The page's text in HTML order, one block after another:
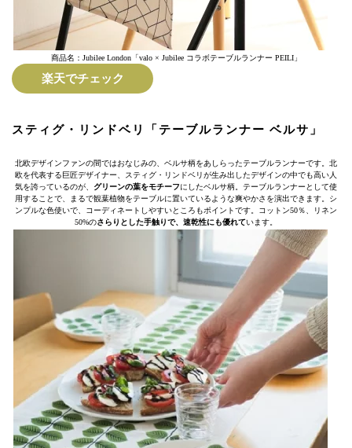
商品名：Jubilee London「valo × Jubilee コラボテーブルランナー PEILI」
楽天でチェック
スティグ・リンドベリ「テーブルランナー ベルサ」
北欧デザインファンの間ではおなじみの、ベルサ柄をあしらったテーブルランナーです。北
欧を代表する巨匠デザイナー、スティグ・リンドベリが生み出したデザインの中でも高い人
気を誇っているのが、 グリーンの葉をモチーフにしたベルサ柄。テーブルランナーとして使
用することで、まるで観葉植物をテーブルに置いているような爽やかさを演出できます。シ
ンプルな色使いで、コーディネートしやすいところもポイントです。コットン50％、リネン
50%のさらりとした手触りで、速乾性にも優れています。